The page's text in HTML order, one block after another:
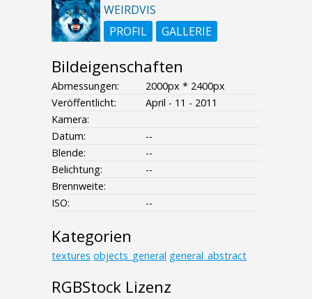
WEIRDVIS
PROFIL
GALLERIE
Bildeigenschaften
Abmessungen:
2000px * 2400px
Veröffentlicht:
April - 11 - 2011
Kamera:
Datum:
--
Blende:
--
Belichtung:
--
Brennweite:
ISO:
--
Kategorien
textures objects_general general_abstract
RGBStock Lizenz